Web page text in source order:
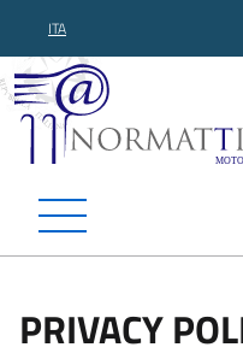
ITA
PRIVACY